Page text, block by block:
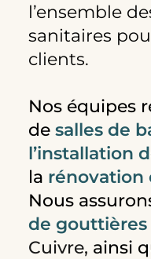
l’ensemble
sanitaires
clients.
Nos équipes
de salles de
l’installation
la rénovation
Nous
de gouttières
Cuivre, ainsi